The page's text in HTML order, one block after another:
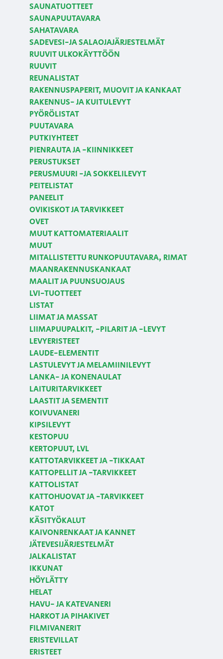
SAUNATUOTTEET
SAUNAPUUTAVARA
SAHATAVARA
SADEVESI-JA SALAOJAJÄRJESTELMÄT
RUUVIT ULKOKÄYTTÖÖN
RUUVIT
REUNALISTAT
RAKENNUSPAPERIT, MUOVIT JA KANKAAT
RAKENNUS- JA KUITULEVYT
PYÖRÖLISTAT
PUUTAVARA
PUTKIYHTEET
PIENRAUTA JA -KIINNIKKEET
PERUSTUKSET
PERUSMUURI -JA SOKKELILEVYT
PEITELISTAT
PANEELIT
OVIKISKOT JA TARVIKKEET
OVET
MUUT KATTOMATERIAALIT
MUUT
MITALLISTETTU RUNKOPUUTAVARA, RIMAT
MAANRAKENNUSKANKAAT
MAALIT JA PUUNSUOJAUS
LVI-TUOTTEET
LISTAT
LIIMAT JA MASSAT
LIIMAPUUPALKIT, -PILARIT JA -LEVYT
LEVYERISTEET
LAUDE-ELEMENTIT
LASTULEVYT JA MELAMIINILEVYT
LANKA- JA KONENAULAT
LAITURITARVIKKEET
LAASTIT JA SEMENTIT
KOIVUVANERI
KIPSILEVYT
KESTOPUU
KERTOPUUT, LVL
KATTOTARVIKKEET JA -TIKKAAT
KATTOPELLIT JA -TARVIKKEET
KATTOLISTAT
KATTOHUOVAT JA -TARVIKKEET
KATOT
KÄSITYÖKALUT
KAIVONRENKAAT JA KANNET
JÄTEVESIJÄRJESTELMÄT
JALKALISTAT
IKKUNAT
HÖYLÄTTY
HELAT
HAVU- JA KATEVANERI
HARKOT JA PIHAKIVET
FILMIVANERIT
ERISTEVILLAT
ERISTEET